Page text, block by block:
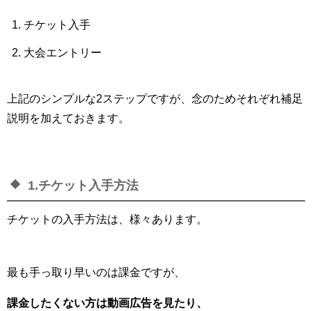
チケット入手
大会エントリー
上記のシンプルな2ステップですが、念のためそれぞれ補足
説明を加えておきます。
1.チケット入手方法
チケットの入手方法は、様々あります。
最も手っ取り早いのは課金ですが、
課金したくない方は動画広告を見たり、